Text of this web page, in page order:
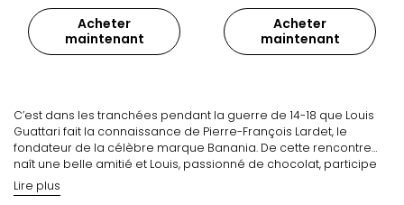
Acheter
maintenant
Acheter
maintenant
C’est dans les tranchées pendant la guerre de 14-18 que Louis
Guattari fait la connaissance de Pierre-François Lardet, le
fondateur de la célèbre marque Banania. De cette rencontre
naît une belle amitié et Louis, passionné de chocolat, participe
quelques années à l’aventure Banania. En 1934, il décide d’écrire
sa propre histoire et crée une manufacture de cacao à
Lire plus